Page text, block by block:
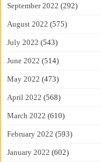
September 2022 (292)
August 2022 (575)
July 2022 (543)
June 2022 (514)
May 2022 (473)
April 2022 (568)
March 2022 (610)
February 2022 (593)
January 2022 (602)